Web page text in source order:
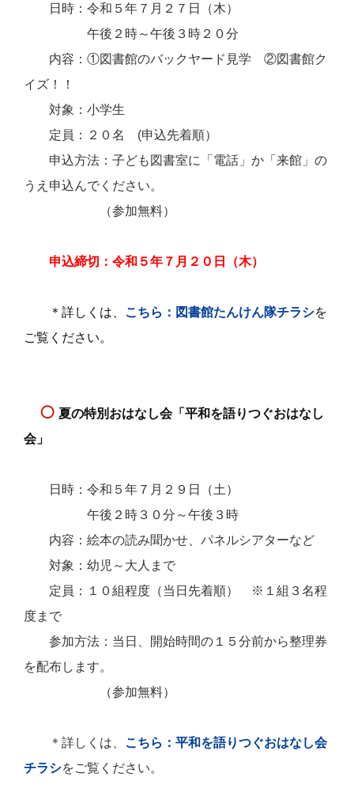
日時：令和５年７月２７日（木）
午後２時～午後３時２０分
内容：①図書館のバックヤード見学 ②図書館ク
イズ！！
対象：小学生
定員：２０名 (申込先着順）
申込方法：子ども図書室に「電話」か「来館」の
うえ申込んでください。
（参加無料）
申込締切：令和５年７月２０日（木）
＊詳しくは、 こちら：図書館たんけん隊チラシを
ご覧ください。
夏の特別おはなし会「平和を語りつぐおはなし
会」
日時：令和５年７月２９日（土）
午後２時３０分～午後３時
内容：絵本の読み聞かせ、パネルシアターなど
対象：幼児～大人まで
定員：１０組程度（当日先着順） ※１組３名程
度まで
参加方法：当日、開始時間の１５分前から整理券
を配布します。
（参加無料）
＊詳しくは、 こちら：平和を語りつぐおはなし会
チラシをご覧ください。